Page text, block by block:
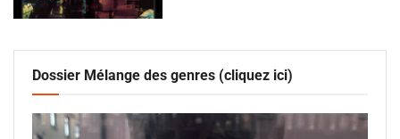
Dossier Mélange des genres (cliquez ici)